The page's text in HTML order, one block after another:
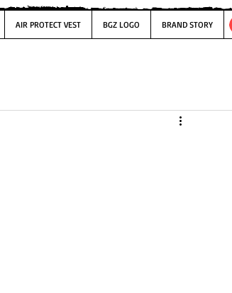
AIR PROTECT VEST BGZ LOGO BRAND STORY